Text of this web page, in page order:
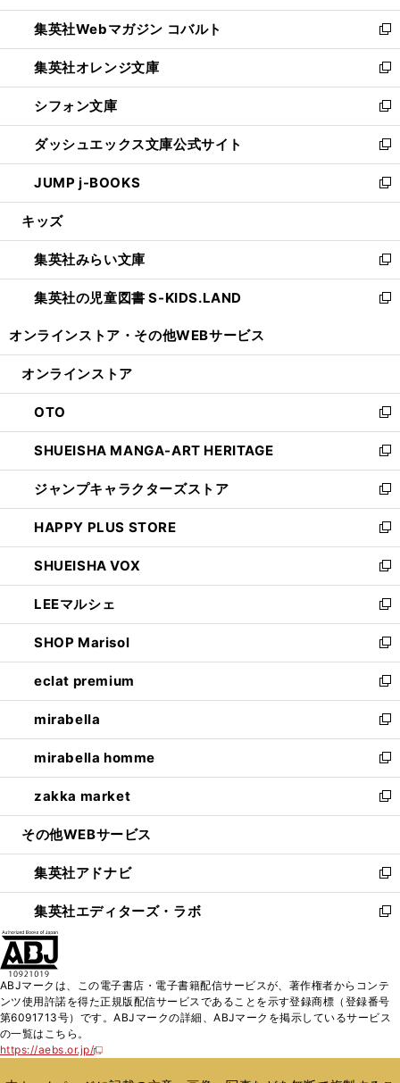
開
く
ウ
で
開
く
ン
ド
ウ
で
開
く
ウ
ィ
ン
ド
ウ
で
開
く
集英社Webマガジン コバルト
新
し
い
ウ
ィ
ン
ド
ウ
で
開
集英社オレンジ文庫
新
し
い
ウ
ィ
ン
ド
ウ
開
く
シフォン文庫
新
し
い
ウ
ィ
ン
ウ
で
開
く
ダッシュエックス文庫公式サイト
新
し
い
ウ
ン
ド
ウ
で
JUMP j-BOOKS
新
し
ウ
ィ
ン
ド
開
キッズ
集英社みらい文庫
新
し
い
ン
ウ
で
開
く
集英社の児童図書 S-KIDS.LAND
新
ウ
ン
ド
ウ
で
開
く
オンラインストア・ その他WEBサービス
オンラインストア
OTO
新
し
い
ウ
ィ
ン
ド
ウ
で
開
く
SHUEISHA MANGA-ART HERITAGE
新
し
い
ウ
ィ
ン
ド
ウ
で
開
く
ジャンプキャラクターズストア
新
し
い
ウ
ィ
ン
ド
ウ
で
開
く
HAPPY PLUS STORE
新
し
い
ウ
ィ
ン
ド
ウ
で
開
く
SHUEISHA VOX
新
し
い
ウ
ィ
ン
ド
ウ
で
開
く
LEEマルシェ
新
し
い
ウ
ィ
ン
ド
ウ
で
開
く
SHOP Marisol
新
し
い
ウ
ィ
ン
ド
ウ
で
開
eclat premium
新
し
い
ウ
ィ
ン
ド
ウ
開
く
mirabella
新
し
い
ウ
ィ
ン
ウ
で
開
く
mirabella homme
新
し
い
ウ
ン
ド
ウ
で
zakka market
新
し
ウ
ィ
ン
ド
く
その他WEBサービス
集英社アドナビ
新
し
い
ド
ウ
で
集英社エディターズ・ラボ
新
ィ
ン
ド
ABJマークは、この電子書店・電子書籍配信サービスが、著作権者からコンテ
ンツ使用許諾を得た正規版配信サービスであることを示す登録商標（登録番号
第6091713号）です。ABJマークの詳細、ABJマークを掲示しているサービス
の一覧はこちら。
https://aebs.or.jp/
新